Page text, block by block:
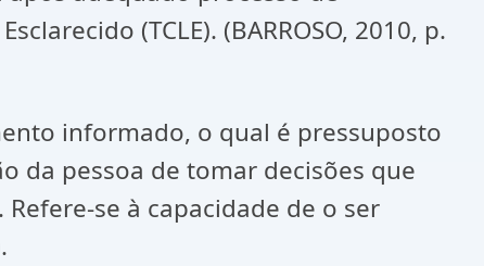
(TCLE). (BARROSO, 2010, p.
informado, o qual é pressuposto
da pessoa de tomar decisões que
se à capacidade de o ser